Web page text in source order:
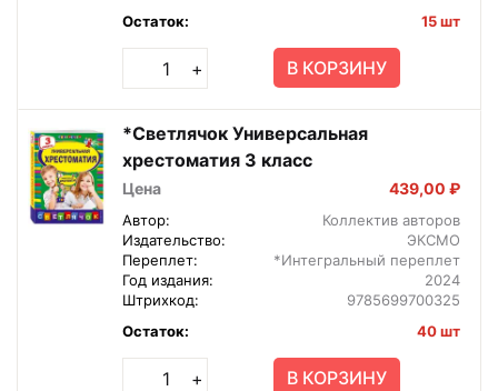
Остаток:
15 шт
+ В КОРЗИНУ
*Светлячок Универсальная
хрестоматия 3 класс
Цена 439,00 ₽
Автор:
Коллектив авторов
Издательство:
ЭКСМО
Переплет:
*Интегральный переплет
Год издания:
2024
Штрихкод:
9785699700325
Остаток:
40 шт
+ В КОРЗИНУ